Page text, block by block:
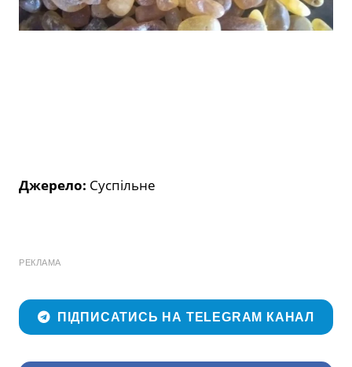
Джерело: Суспільне
РЕКЛАМА
ПІДПИСАТИСЬ НА TELEGRAM КАНАЛ